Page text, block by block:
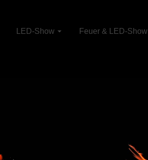
LED-Show Feuer & LED-Show